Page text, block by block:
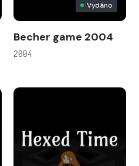
Vydáno
Becher game 2004
2004